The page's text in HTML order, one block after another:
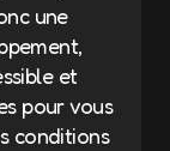
une
et
pour vous
conditions